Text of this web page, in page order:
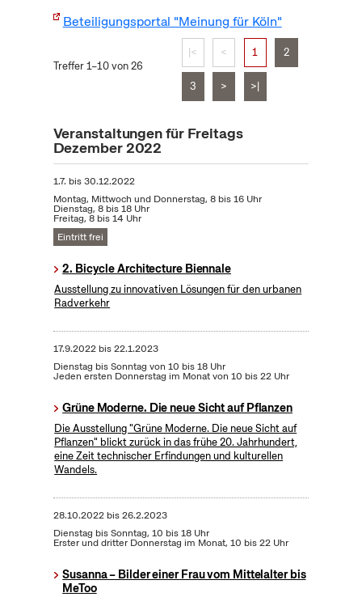
Beteiligungsportal "Meinung für Köln"
Treffer 1–10 von 26
|< < 1 2
3 > >|
Veranstaltungen für Freitags
Dezember 2022
1.7. bis30.12.2022
Montag, Mittwoch und Donnerstag, 8 bis 16 Uhr
Dienstag, 8 bis 18 Uhr
Freitag, 8 bis 14 Uhr
Eintritt frei
2. Bicycle Architecture Biennale
Ausstellung zu innovativen Lösungen für den urbanen
Radverkehr
17.9.2022bis22.1.2023
Dienstag bis Sonntag von 10 bis 18 Uhr
Jeden ersten Donnerstag im Monat von 10 bis 22 Uhr
Grüne Moderne. Die neue Sicht auf Pflanzen
Die Ausstellung "Grüne Moderne. Die neue Sicht auf
Pflanzen" blickt zurück in das frühe 20. Jahrhundert,
eine Zeit technischer Erfindungen und kulturellen
Wandels.
28.10.2022bis26.2.2023
Dienstag bis Sonntag, 10 bis 18 Uhr
Erster und dritter Donnerstag im Monat, 10 bis 22 Uhr
Susanna – Bilder einer Frau vom Mittelalter bis
MeToo